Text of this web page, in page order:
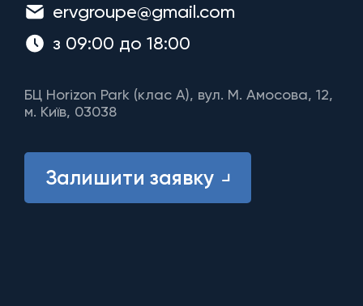
ervgroupe@gmail.com
з 09:00 до 18:00
БЦ Horizon Park (клас A), вул. М. Амосова, 12,
м. Київ, 03038
Залишити заявку